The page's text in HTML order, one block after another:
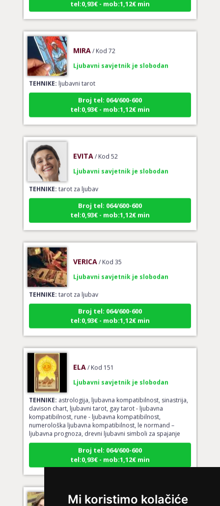
Mi koristimo kolačiće
Ljubavni savjetnik je slobodan
TEHNIKE:ljubavni tarot
Broj tel: 064/600-600
tel:0,93€ - mob:1,12€ min
Ljubavni savjetnik je slobodan
TEHNIKE:tarot za ljubav
Broj tel: 064/600-600
tel:0,93€ - mob:1,12€ min
Ljubavni savjetnik je slobodan
TEHNIKE:tarot za ljubav
Broj tel: 064/600-600
tel:0,93€ - mob:1,12€ min
Ljubavni savjetnik je slobodan
TEHNIKE:astrologija, ljubavna kompatibilnost, sinastrija,
davison chart, ljubavni tarot, gay tarot - ljubavna
kompatibilnost, rune - ljubavna kompatibilnost,
numerološka ljubavna kompatibilnost, le normand –
ljubavna prognoza, drevni ljubavni simboli za spajanje
Broj tel: 064/600-600
tel:0,93€ - mob:1,12€ min
VESNA BURCSA/ Kod 55